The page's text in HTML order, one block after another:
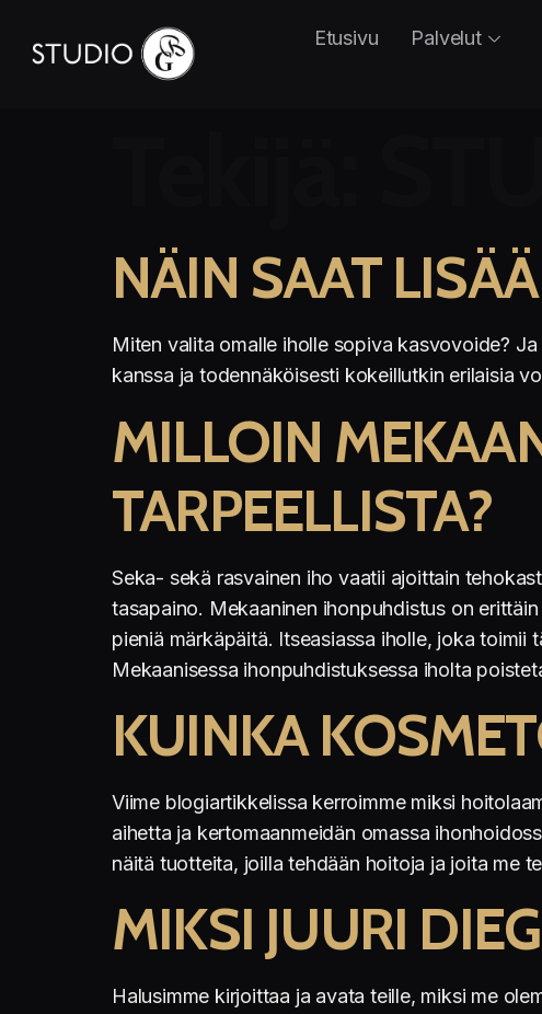
Etusivu Palvelut
NÄIN SAAT
Miten valita omalle iholle sopiva kasvovoide?
kanssa ja todennäköisesti kokeillutkin erilaisia
MILLOIN
TARPEELLISTA?
Seka- sekä rasvainen iho vaatii ajoittain
tasapaino. Mekaaninen ihonpuhdistus on
pieniä märkäpäitä. Itseasiassa iholle, joka
Mekaanisessa ihonpuhdistuksessa iholta
KUINKA
Viime blogiartikkelissa kerroimme miksi
aihetta ja kertomaanmeidän omassa
näitä tuotteita, joilla tehdään hoitoja ja joita me
MIKSI JUURI
Halusimme kirjoittaa ja avata teille, miksi me